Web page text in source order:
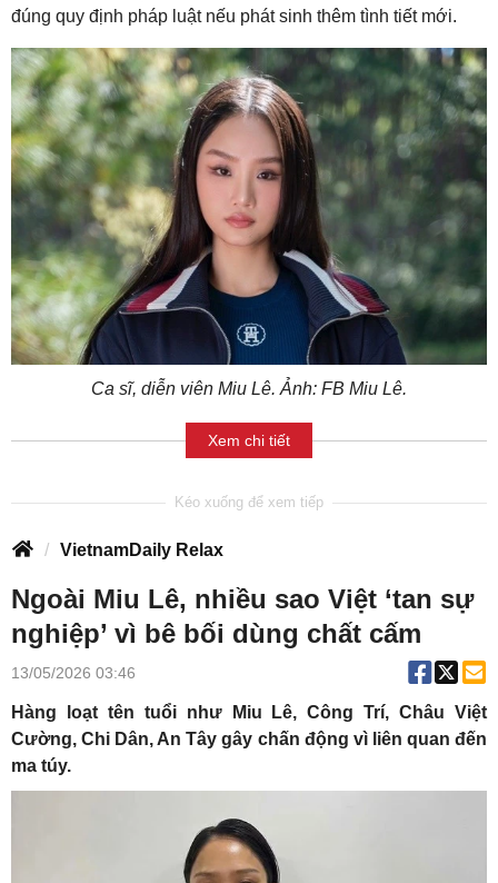
đúng quy định pháp luật nếu phát sinh thêm tình tiết mới.
Ca sĩ, diễn viên Miu Lê. Ảnh: FB Miu Lê.
Xem chi tiết
VietnamDaily Relax
Ngoài Miu Lê, nhiều sao Việt ‘tan sự
nghiệp’ vì bê bối dùng chất cấm
13/05/2026 03:46
Hàng loạt tên tuổi như Miu Lê, Công Trí, Châu Việt
Cường, Chi Dân, An Tây gây chấn động vì liên quan đến
ma túy.